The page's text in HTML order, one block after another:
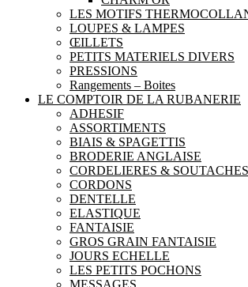
LES MOTIFS
LOUPES & LAMPES
ŒILLETS
PETITS MATERIELS DIVERS
PRESSIONS
Rangements – Boites
LE COMPTOIR DE LA RUBANERIE
ADHESIF
ASSORTIMENTS
BIAIS & SPAGETTIS
BRODERIE ANGLAISE
CORDELIERES & SOUTACHES
CORDONS
DENTELLE
ELASTIQUE
FANTAISIE
GROS GRAIN FANTAISIE
JOURS ECHELLE
LES PETITS POCHONS